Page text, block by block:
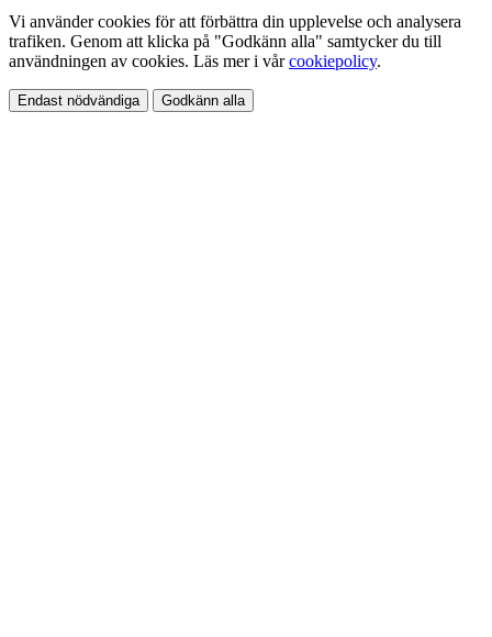
Vi använder cookies för att förbättra din upplevelse och analysera
trafiken. Genom att klicka på "Godkänn alla" samtycker du till
användningen av cookies. Läs mer i vårcookiepolicy.
Endast nödvändiga Godkänn alla